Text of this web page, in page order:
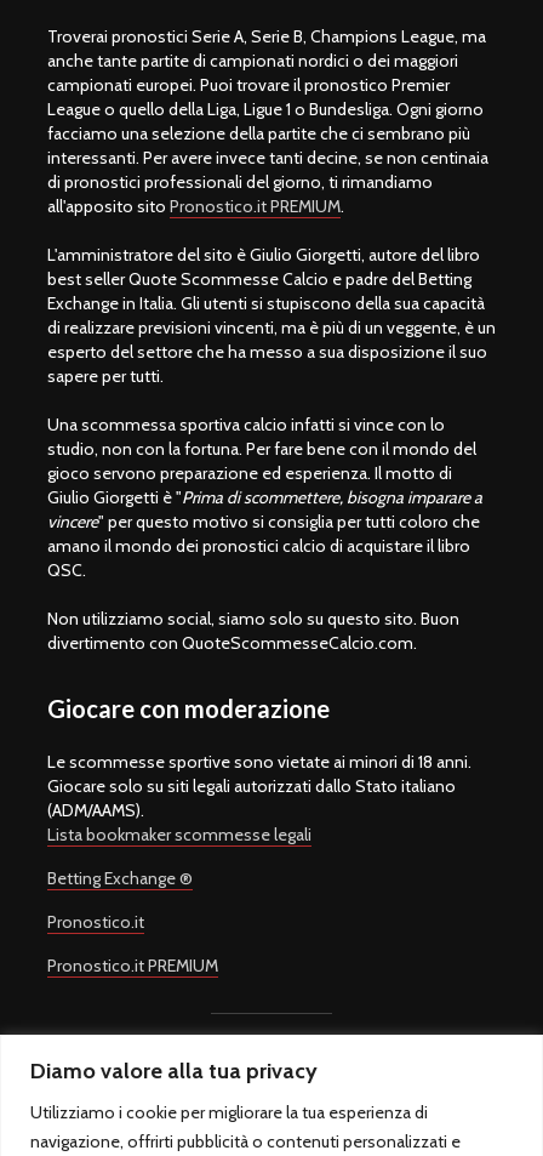
Diamo valore alla tua privacy
Utilizziamo i cookie per migliorare la tua esperienza di
navigazione, offrirti pubblicità o contenuti personalizzati e
Troverai pronostici Serie A, Serie B, Champions League, ma
anche tante partite di campionati nordici o dei maggiori
campionati europei. Puoi trovare il pronostico Premier
League o quello della Liga, Ligue 1 o Bundesliga. Ogni giorno
facciamo una selezione della partite che ci sembrano più
interessanti. Per avere invece tanti decine, se non centinaia
di pronostici professionali del giorno, ti rimandiamo
all'apposito sito Pronostico.it PREMIUM.
L'amministratore del sito è Giulio Giorgetti, autore del libro
best seller Quote Scommesse Calcio e padre del Betting
Exchange in Italia. Gli utenti si stupiscono della sua capacità
di realizzare previsioni vincenti, ma è più di un veggente, è un
esperto del settore che ha messo a sua disposizione il suo
sapere per tutti.
Una scommessa sportiva calcio infatti si vince con lo
studio, non con la fortuna. Per fare bene con il mondo del
gioco servono preparazione ed esperienza. Il motto di
Giulio Giorgetti è "Prima di scommettere, bisogna imparare a
vincere" per questo motivo si consiglia per tutti coloro che
amano il mondo dei pronostici calcio di acquistare il libro
QSC.
Non utilizziamo social, siamo solo su questo sito. Buon
divertimento con QuoteScommesseCalcio.com.
Giocare con moderazione
Le scommesse sportive sono vietate ai minori di 18 anni.
Giocare solo su siti legali autorizzati dallo Stato italiano
(ADM/AAMS).
Lista bookmaker scommesse legali
Betting Exchange ®
Pronostico.it
Pronostico.it PREMIUM
Copyright © 2008-2026.Quote Scommesse Calcio
marchio registrato.
Quote Scommesse Calcio fornisce pronostici sulle principali